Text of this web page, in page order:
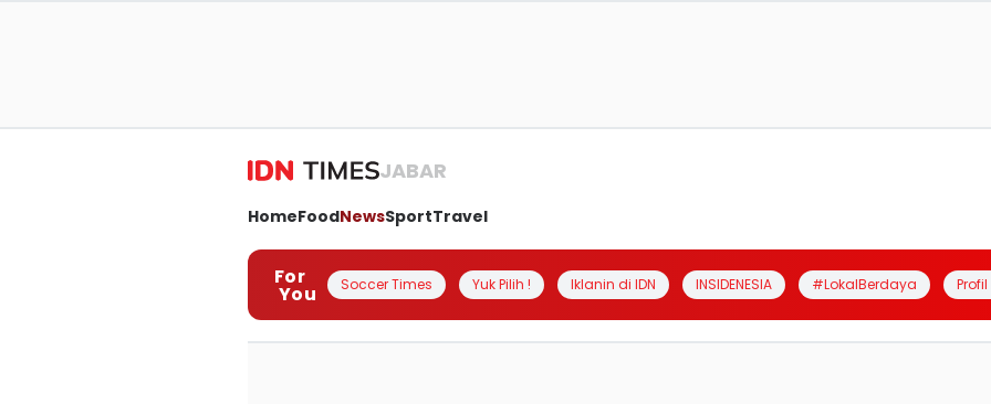
JABAR
HomeFoodNewsSportTravel
For
You Soccer Times Yuk Pilih ! Iklanin di IDN INSIDENESIA #LokalBerdaya